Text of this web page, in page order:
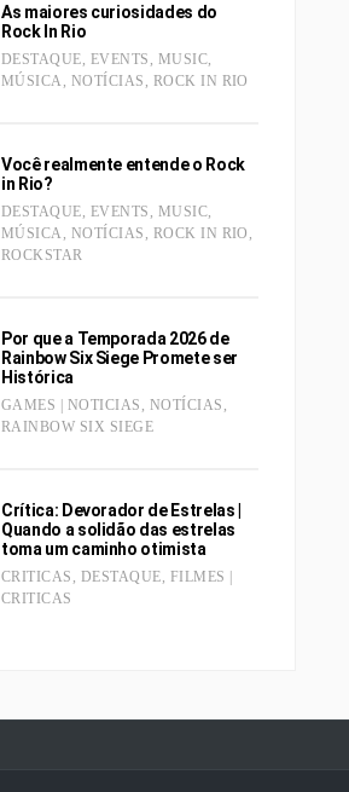
As maiores curiosidades do
Rock In Rio
DESTAQUE EVENTS MUSIC
MÚSICA
NOTÍCIAS ROCK IN RIO
Você realmente entende o Rock
in Rio?
DESTAQUE EVENTS MUSIC
MÚSICA
NOTÍCIAS ROCK IN RIO
ROCKSTAR
Por que a Temporada 2026 de
Rainbow Six Siege Promete ser
Histórica
GAMES | NOTICIAS NOTÍCIAS
RAINBOW SIX SIEGE
Crítica: Devorador de Estrelas |
Quando a solidão das estrelas
toma um caminho otimista
CRITICAS DESTAQUE FILMES |
CRITICAS